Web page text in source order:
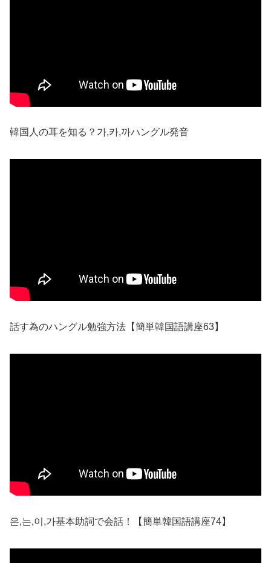
韓国人の耳を知る？가,카,까ハングル発音
話す為のハングル勉強方法【簡単韓国語講座63】
은,는,이,가基本助詞で会話！【簡単韓国語講座74】